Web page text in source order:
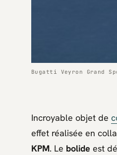
Bugatti Veyron Grand
Incroyable objet de
effet réalisée en
KPM. Le bolide est